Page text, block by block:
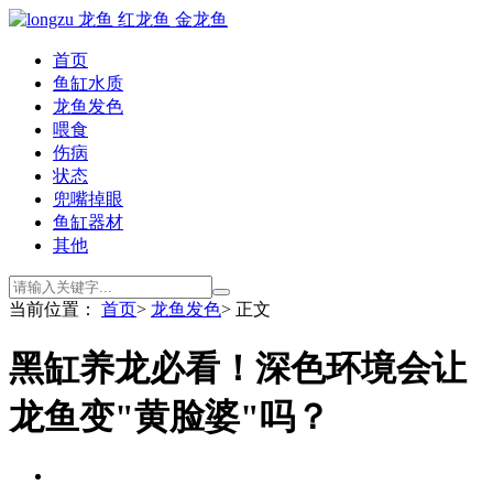
首页
鱼缸水质
龙鱼发色
喂食
伤病
状态
兜嘴掉眼
鱼缸器材
其他
当前位置： 首页> 龙鱼发色> 正文
黑缸养龙必看！深色环境会让
龙鱼变"黄脸婆"吗？